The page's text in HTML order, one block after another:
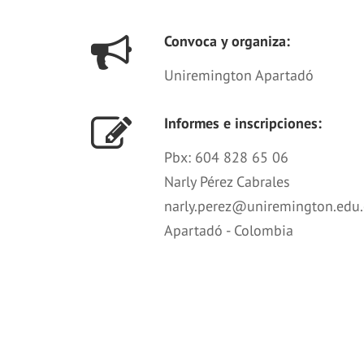
Convoca y organiza:
Uniremington Apartadó
Informes e inscripciones:
Pbx: 604 828 65 06
Narly Pérez Cabrales
Apartadó - Colombia